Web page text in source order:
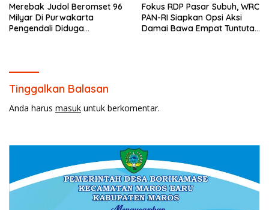
Merebak Judol Beromset 96
Milyar Di Purwakarta
Pengendali Diduga
Fokus RDP Pasar Subuh, WRC
PAN-RI Siapkan Opsi Aksi
Damai Bawa Empat Tuntutan
Tinggalkan Balasan
Anda harus masuk untuk berkomentar.